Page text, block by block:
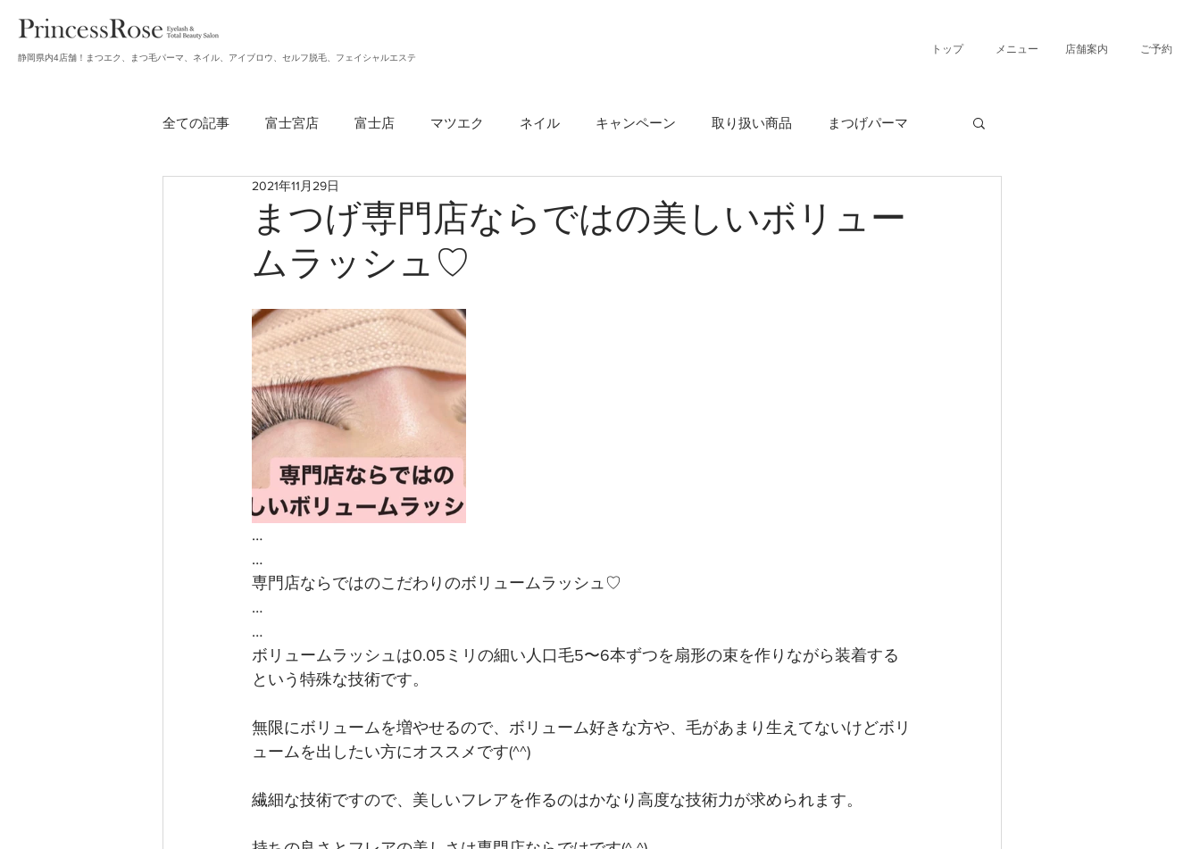
静岡県内4店舗！まつエク、まつ毛パーマ、ネイル、アイブロウ、セルフ脱毛、フェイシャルエステ
トップ メニュー 店舗案内 ご予約
全ての記事 富士宮店 富士店 マツエク ネイル キャンペーン 取り扱い商品 まつげパーマ
無題のカテゴリー
まつげ専門店ならではの美しいボリュー
ムラッシュ♡
2021年11月29日
…
…
専門店ならではのこだわりのボリュームラッシュ♡
…
…
ボリュームラッシュは0.05ミリの細い人口毛5〜6本ずつを扇形の束を作りながら装着する
という特殊な技術です。
無限にボリュームを増やせるので、ボリューム好きな方や、毛があまり生えてないけどボリ
ュームを出したい方にオススメです(^^)
繊細な技術ですので、美しいフレアを作るのはかなり高度な技術力が求められます。